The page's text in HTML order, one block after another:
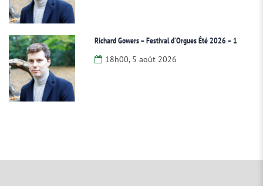
Richard Gowers – Festival d’Orgues Été 2026 – 1
18h00, 5 août 2026